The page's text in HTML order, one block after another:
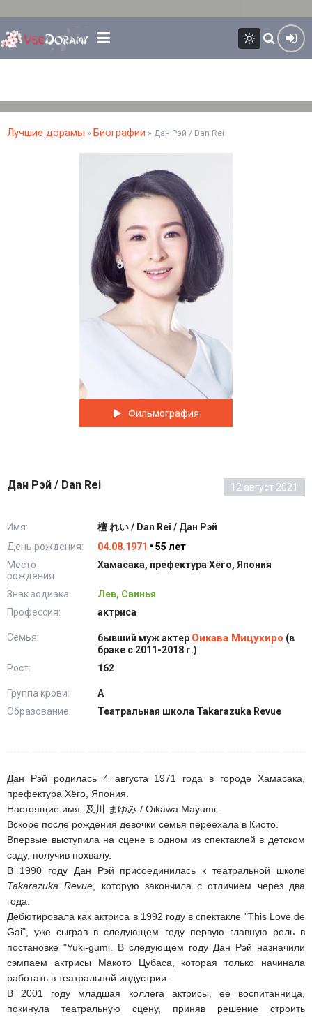
Лучшие дорамы » Биографии » Дан Рэй / Dan Rei
Фильмография
Дан Рэй / Dan Rei 12 август 2021
Имя:
檀 れい / Dan Rei / Дан Рэй
День рождения:
04.08.1971 • 55 лет
Место
рождения:
Хамасака, префектура Хёго, Япония
Знак зодиака:
Лев, Свинья
Профессия:
актриса
Семья: бывший муж актер Оикава Мицухиро (в
браке с 2011-2018 г.)
Рост:
162
Группа крови:
А
Образование:
Театральная школа Takarazuka Revue
Дан Рэй родилась 4 августа 1971 года в городе Хамасака,
префектура Хёго, Япония.
Настоящие имя: 及川 まゆみ / Oikawa Mayumi.
Вскоре после рождения девочки семья переехала в Киото.
Впервые выступила на сцене в одном из спектаклей в детском
саду, получив похвалу.
В 1990 году Дан Рэй присоединилась к театральной школе
Takarazuka Revue , которую закончила с отличием через два
года.
Дебютировала как актриса в 1992 году в спектакле "This Love de
Gai", уже сыграв в следующем году первую главную роль в
постановке "Yuki-gumi. В следующем году Дан Рэй назначили
сэмпаем актрисы Макото Цубаса, которая только начинала
работать в театральной индустрии.
В 2001 году младшая коллега актрисы, ее воспитанница,
покинула театральную сцену, приняв решение строить